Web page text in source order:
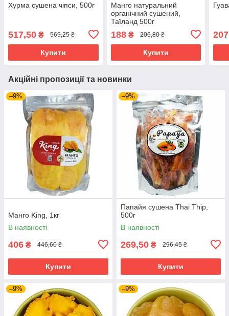
Хурма сушена чіпси, 500г
517,50 ₴ 569,25 ₴
Купити
Манго натуральний
органічний сушений,
Таїланд 500г
188₴ 206,80 ₴
Купити
Акційні пропозиції та новинки
–9%
Манго King, 1кг
В наявності
406 ₴ 446,60 ₴
Купити
–9%
Папайя сушена Thai Thip,
500г
В наявності
269,50 ₴ 296,45 ₴
Купити
–9% –9%